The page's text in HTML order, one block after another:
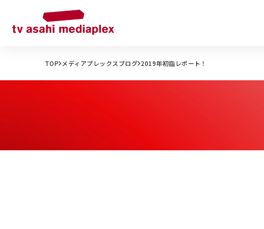
TOP メディアプレックスブログ 2019年初詣レポート！